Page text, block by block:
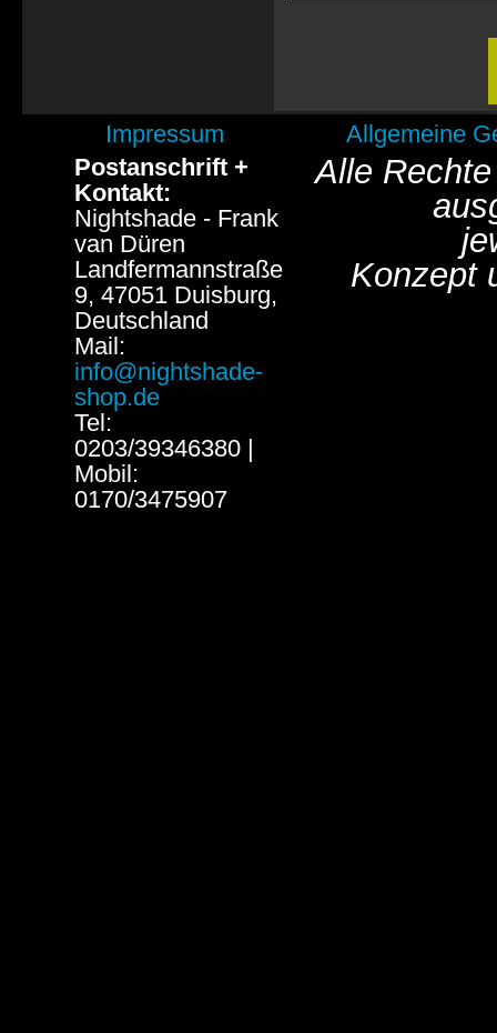
Impressum
Allgemeine
Postanschrift +
Kontakt:
Nightshade - Frank
van Düren
Landfermannstraße
9, 47051 Duisburg,
Deutschland
Mail:
info@nightshade-
shop.de
Tel:
0203/39346380 |
Mobil:
0170/3475907
Alle
Konzept